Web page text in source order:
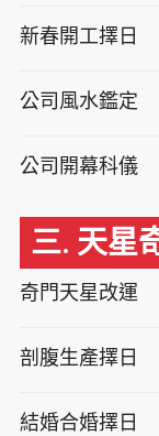
新春開工擇日
公司風水鑑定
公司開幕科儀
三. 天星
奇門天星改運
剖腹生產擇日
結婚合婚擇日